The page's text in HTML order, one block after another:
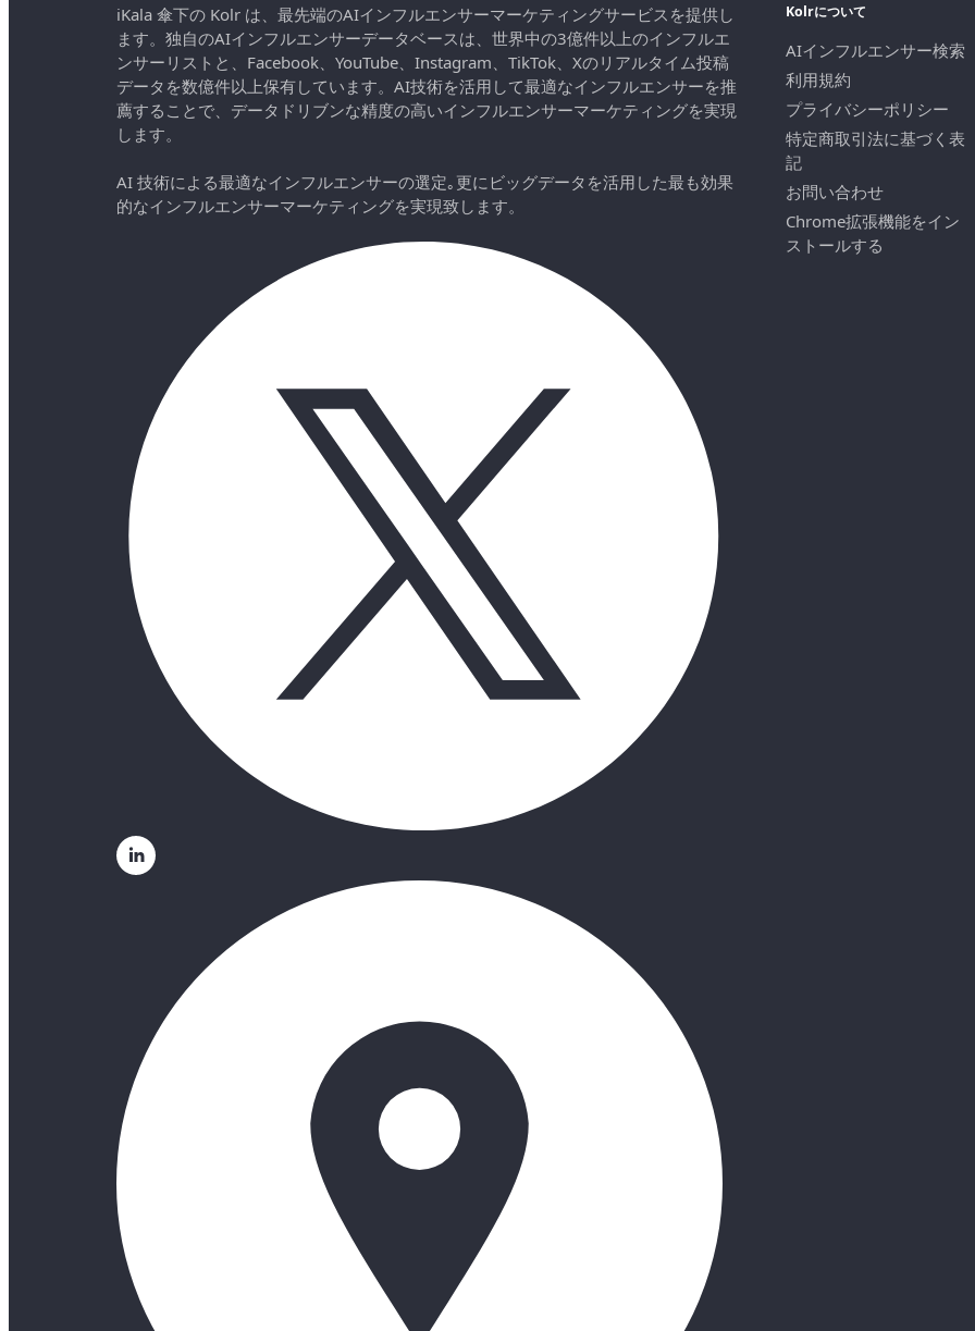
iKala 傘下の Kolr は、最先端のAIインフルエンサーマーケティングサービスを提供し
ます。独自のAIインフルエンサーデータベースは、世界中の3億件以上のインフルエ
ンサーリストと、Facebook、YouTube、Instagram、TikTok、Xのリアルタイム投稿
データを数億件以上保有しています。AI技術を活用して最適なインフルエンサーを推
薦することで、データドリブンな精度の高いインフルエンサーマーケティングを実現
します。
AI 技術による最適なインフルエンサーの選定｡更にビッグデータを活用した最も効果
的なインフルエンサーマーケティングを実現致します。
Kolrについて
AIインフルエンサー検索
利用規約
プライバシーポリシー
特定商取引法に基づく表
記
お問い合わせ
Chrome拡張機能をイン
ストールする